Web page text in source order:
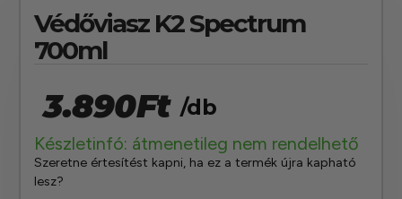
Védőviasz K2 Spectrum
700ml
3.890Ft /db
Készletinfó: átmenetileg nem rendelhető
Szeretne értesítést kapni, ha ez a termék újra kapható
lesz?